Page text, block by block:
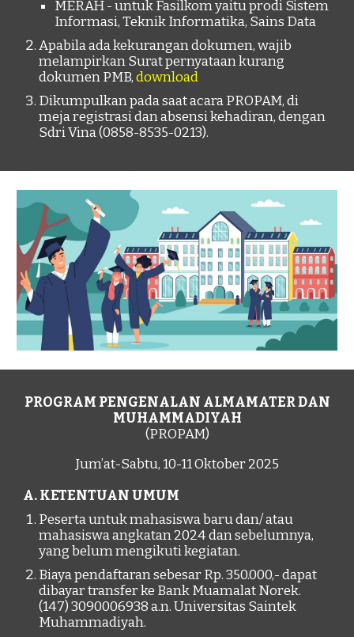
MERAH - untuk Fasilkom yaitu prodi Sistem
Informasi, Teknik Informatika, Sains Data
Apabila ada kekurangan dokumen, wajib
melampirkanSurat pernyataan kurang
dokumen PMB,download
Dikumpulkan pada saat acara PROPAM, di
meja registrasi dan absensi kehadiran, dengan
Sdri Vina (0858-8535-0213).
PROGRAM PENGENALAN ALMAMATER DAN
MUHAMMADIYAH
(PROPAM)
Jum’at-Sabtu, 10-11 Oktober 2025
A. KETENTUAN UMUM
Peserta untuk mahasiswa baru dan/ atau
mahasiswa angkatan 2024 dan sebelumnya,
yang belum mengikuti kegiatan.
Biaya pendaftaran sebesar Rp. 350.000,- dapat
dibayar transfer ke Bank Muamalat Norek.
(147) 3090006938 a.n. Universitas Saintek
Muhammadiyah.